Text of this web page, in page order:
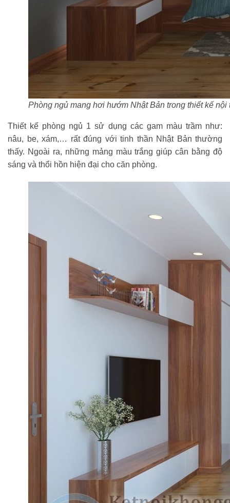
Phòng ngủ mang hơi hướm Nhật Bản trong thiết kế nội
Thiết kế phòng ngủ 1 sử dụng các gam màu trầm như:
nâu, be, xám,… rất đúng với tinh thần Nhật Bản thường
thấy. Ngoài ra, những mảng màu trắng giúp cân bằng độ
sáng và thổi hồn hiện đại cho căn phòng.